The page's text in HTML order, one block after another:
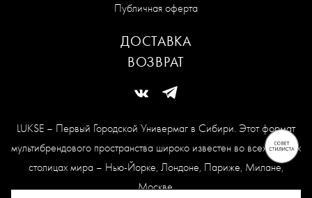
LUKSE – Первый Городской Универмаг в Сибири. Этот формат
мультибрендового пространства широко известен во всех модных
столицах мира – Нью-Йорке, Лондоне, Париже, Милане,
Москве.
Публичная оферта
ДОСТАВКА
ВОЗВРАТ